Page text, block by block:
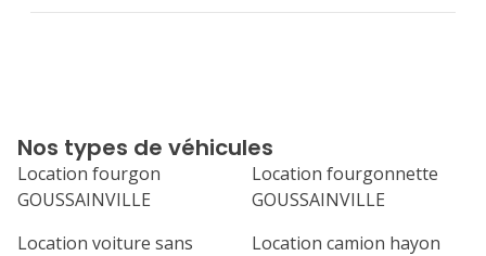
Nos types de véhicules
Location fourgon
GOUSSAINVILLE
Location fourgonnette
GOUSSAINVILLE
Location voiture sans
Location camion hayon